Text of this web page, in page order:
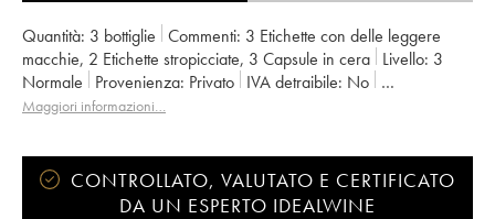
Quantità: 3 bottiglie Commenti: 3 Etichette con delle leggere
macchie, 2 Etichette stropicciate, 3 Capsule in cera Livello: 3
Normale
Provenienza: privato IVA detraibile:
no
Regione:
Valle del Rodano
Maggiori informazioni…
CONTROLLATO, VALUTATO E CERTIFICATO
DA UN ESPERTO IDEALWINE